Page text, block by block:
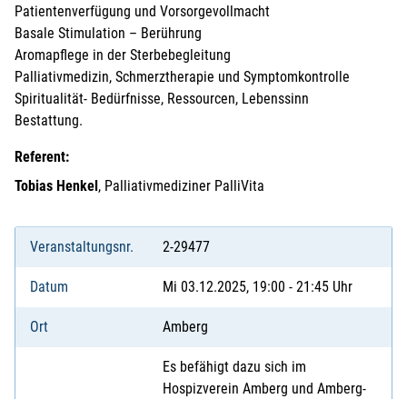
Patientenverfügung und Vorsorgevollmacht
Basale Stimulation – Berührung
Aromapflege in der Sterbebegleitung
Palliativmedizin, Schmerztherapie und Symptomkontrolle
Spiritualität- Bedürfnisse, Ressourcen, Lebenssinn
Bestattung.
Referent:
Tobias Henkel, Palliativmediziner PalliVita
Veranstaltungsnr. 2-29477
Datum Mi 03.12.2025, 19:00 - 21:45 Uhr
Ort Amberg
Es befähigt dazu sich im
Hospizverein Amberg und Amberg-